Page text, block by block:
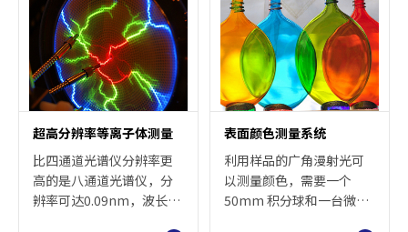
超高分辨率等离子体测量
比四通道光谱仪分辨率更
高的是八通道光谱仪，分
辨率可达0.09nm，波长范
表面颜色测量系统
利用样品的广角漫射光可
以测量颜色，需要一个
50mm 积分球和一台微型